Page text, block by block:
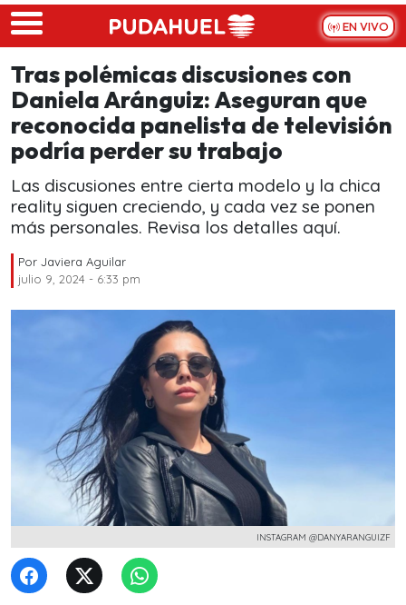
Skip to main content
EN VIVO
Tras polémicas discusiones con
Daniela Aránguiz: Aseguran que
reconocida panelista de televisión
podría perder su trabajo
Las discusiones entre cierta modelo y la chica
reality siguen creciendo, y cada vez se ponen
más personales. Revisa los detalles aquí.
Por Javiera Aguilar
julio 9, 2024 - 6:33 pm
INSTAGRAM @DANYARANGUIZF